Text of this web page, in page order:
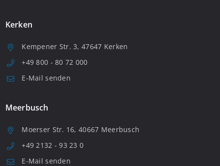
Kerken
Kempener Str. 3, 47647 Kerken
+49 800 - 80 72 000
E-Mail senden
Meerbusch
Moerser Str. 16, 40667 Meerbusch
+49 2132 - 93 23 0
E-Mail senden